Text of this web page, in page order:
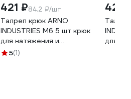
421 ₽84.2 ₽/шт
Талреп крюк ARNO
INDUSTRIES М6 5 шт крюк
для натяжения и
регулировки тросов DIN
5(1)
425
для